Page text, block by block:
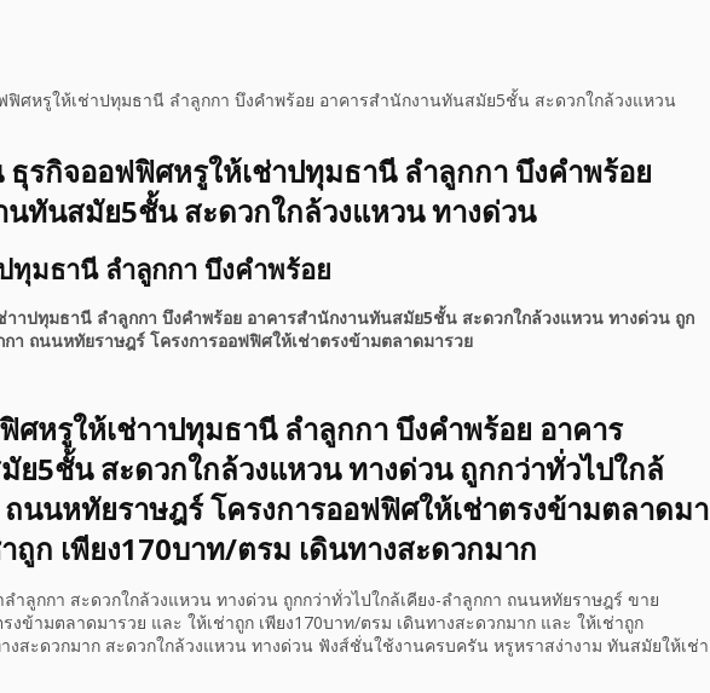
ฟิศหรูให้เช่าปทุมธานี ลำลูกกา บึงคำพร้อย อาคารสำนักงานทันสมัย5ชั้น สะดวกใกล้วงแหวน
ธุรกิจออฟฟิศหรูให้เช่าปทุมธานี ลำลูกกา บึงคำพร้อย
นทันสมัย5ชั้น สะดวกใกล้วงแหวน ทางด่วน
ทุมธานี ลำลูกกา บึงคำพร้อย
าปทุมธานี ลำลูกกา บึงคำพร้อย อาคารสำนักงานทันสมัย5ชั้น สะดวกใกล้วงแหวน ทางด่วน ถูก
กา ถนนหทัยราษฎร์ โครงการออฟฟิศให้เช่าตรงข้ามตลาดมารวย
ศหรูให้เช่าาปทุมธานี ลำลูกกา บึงคำพร้อย อาคาร
ย5ชั้น สะดวกใกล้วงแหวน ทางด่วน ถูกกว่าทั่วไปใกล้
ถนนหทัยราษฎร์ โครงการออฟฟิศให้เช่าตรงข้ามตลาดมา
ถูก เพียง170บาท/ตรม เดินทางสะดวกมาก
ำลูกกา สะดวกใกล้วงแหวน ทางด่วน ถูกกว่าทั่วไปใกล้เคียง-ลำลูกกา ถนนหทัยราษฎร์ ขาย
งข้ามตลาดมารวย และ ให้เช่าถูก เพียง170บาท/ตรม เดินทางสะดวกมาก และ ให้เช่าถูก
งสะดวกมาก สะดวกใกล้วงแหวน ทางด่วน ฟังส์ชั่นใช้งานครบครัน หรูหราสง่างาม ทันสมัยให้เช่า